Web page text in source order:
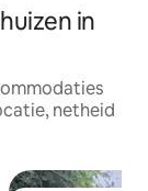
in
netheid